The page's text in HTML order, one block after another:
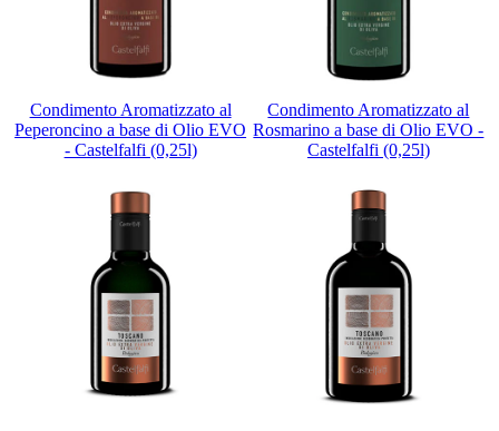
Condimento Aromatizzato al
Peperoncino a base di Olio EVO
- Castelfalfi (0,25l)
Condimento Aromatizzato al
Rosmarino a base di Olio EVO -
Castelfalfi (0,25l)